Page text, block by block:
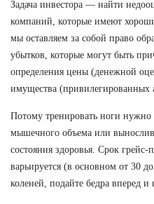
Задача инвестора — найти
компаний, которые имеют
мы оставляем за собой право
убытков, которые могут быть
определения цены (денежной
имущества (привилегированных
Потому тренировать ноги нужно
мышечного объема или
состояния здоровья. Срок грейс-
варьируется (в основном от 30
коленей, подайте бедра вперед и